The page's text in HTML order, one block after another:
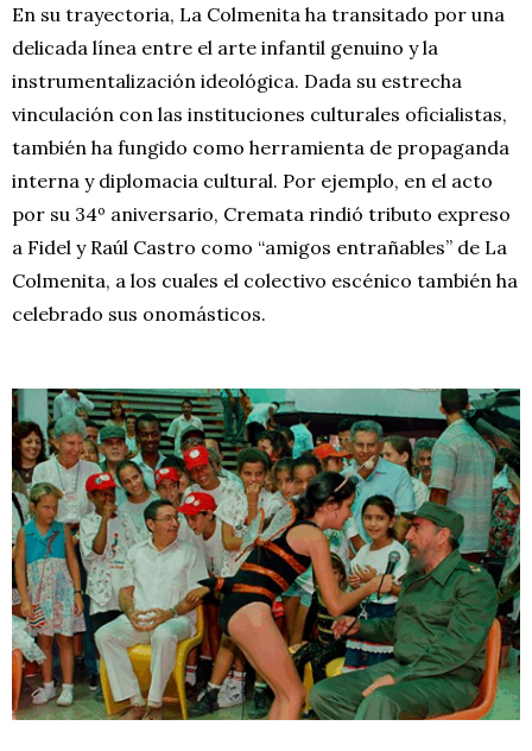
En su trayectoria, La Colmenita ha transitado por una
delicada línea entre el arte infantil genuino y la
instrumentalización ideológica. Dada su estrecha
vinculación con las instituciones culturales oficialistas,
también ha fungido como herramienta de propaganda
interna y diplomacia cultural. Por ejemplo, en el acto
por su 34º aniversario, Cremata rindió tributo expreso
a Fidel y Raúl Castro como “amigos entrañables” de La
Colmenita, a los cuales el colectivo escénico también ha
celebrado sus onomásticos.